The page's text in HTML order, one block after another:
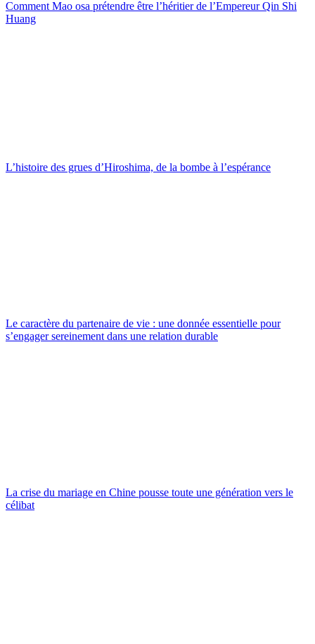
Comment Mao osa prétendre être l’héritier de l’Empereur Qin Shi
Huang
L’histoire des grues d’Hiroshima, de la bombe à l’espérance
Le caractère du partenaire de vie : une donnée essentielle pour
s’engager sereinement dans une relation durable
La crise du mariage en Chine pousse toute une génération vers le
célibat